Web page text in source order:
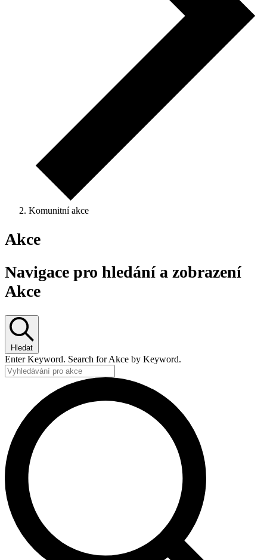
Komunitní akce
Akce
Navigace pro hledání a zobrazení
Akce
Hledat
Enter Keyword. Search for Akce by Keyword.